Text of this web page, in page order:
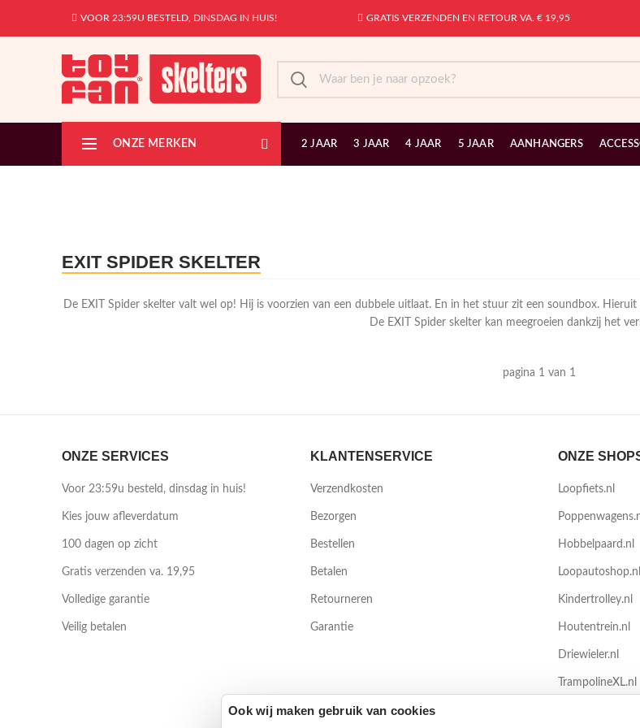
VOOR 23:59U BESTELD, DINSDAG IN HUIS! GRATIS VERZENDEN EN RETOUR VA. € 19,95
ONZE MERKEN 2 JAAR 3 JAAR 4 JAAR 5 JAAR AANHANGERS
EXIT SPIDER SKELTER
De EXIT Spider skelter valt wel op! Hij is voorzien van een dubbele uitlaat. En in het stuur zit een soundbox.
De EXIT Spider skelter kan meegroeien dankzij het
pagina 1 van 1
ONZE SERVICES
Voor 23:59u besteld, dinsdag in huis!
Kies jouw afleverdatum
100 dagen op zicht
Gratis verzenden va. 19,95
Volledige garantie
Veilig betalen
KLANTENSERVICE
Verzendkosten
Bezorgen
Bestellen
Betalen
Retourneren
Garantie
ONZE
Loopfiets.nl
Hobbelpaard.nl
Loopautoshop.nl
Kindertrolley.nl
Houtentrein.nl
Driewieler.nl
TrampolineXL.nl
Ook wij maken gebruik van cookies